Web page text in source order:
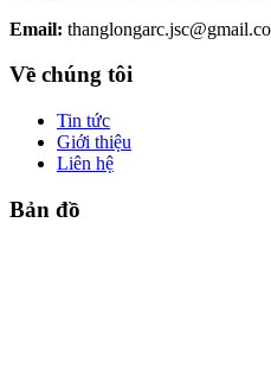
Email:
Về chúng tôi
Tin tức
Giới thiệu
Liên hệ
Bản đồ